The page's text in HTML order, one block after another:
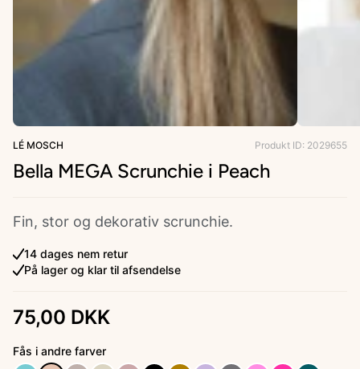
LÉ MOSCH Produkt ID: 2029655
Bella MEGA Scrunchie i Peach
Fin, stor og dekorativ scrunchie.
14 dages nem retur
På lager og klar til afsendelse
75,00 DKK
Fås i andre farver